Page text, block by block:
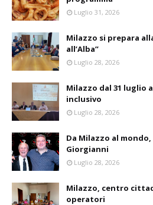
Luglio 31, 2026
Milazzo si prepara
all’Alba”
Luglio 28, 2026
Milazzo dal 31 luglio
inclusivo
Luglio 28, 2026
Da Milazzo al
Giorgianni
Luglio 28, 2026
Milazzo, centro
operatori